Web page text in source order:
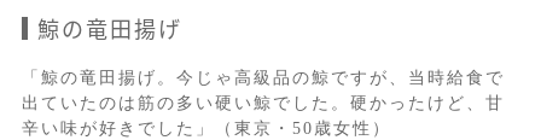
鯨の竜田揚げ
「鯨の竜田揚げ。今じゃ高級品の鯨ですが、当時給食で
出ていたのは筋の多い硬い鯨でした。硬かったけど、甘
辛い味が好きでした」（東京・50歳女性）